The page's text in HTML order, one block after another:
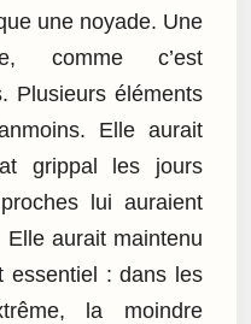
une noyade. Une
comme c’est
Plusieurs éléments
Elle aurait
grippal les jours
lui auraient
aurait maintenu
essentiel : dans les
la moindre